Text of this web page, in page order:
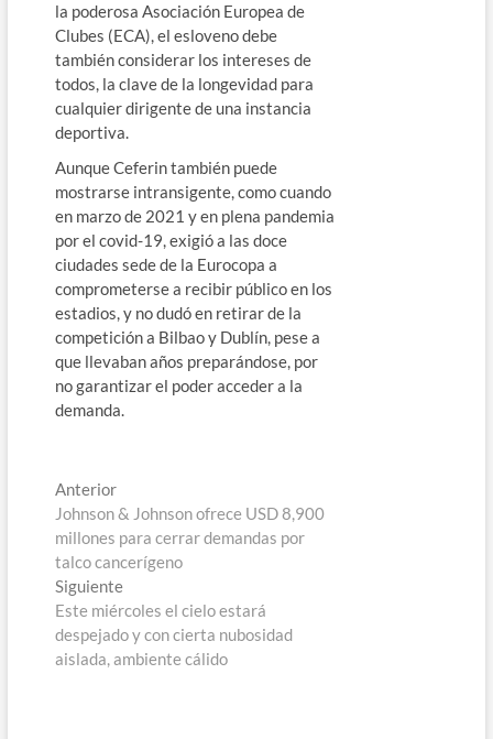
la poderosa Asociación Europea de
Clubes (ECA), el esloveno debe
también considerar los intereses de
todos, la clave de la longevidad para
cualquier dirigente de una instancia
deportiva.
Aunque Ceferin también puede
mostrarse intransigente, como cuando
en marzo de 2021 y en plena pandemia
por el covid-19, exigió a las doce
ciudades sede de la Eurocopa a
comprometerse a recibir público en los
estadios, y no dudó en retirar de la
competición a Bilbao y Dublín, pese a
que llevaban años preparándose, por
no garantizar el poder acceder a la
demanda.
Navegación
de
entradas
AnteriorEntrada
anterior:
Johnson & Johnson ofrece USD 8,900
millones para cerrar demandas por
talco cancerígeno
SiguienteEntrada
siguiente:
Este miércoles el cielo estará
despejado y con cierta nubosidad
aislada, ambiente cálido